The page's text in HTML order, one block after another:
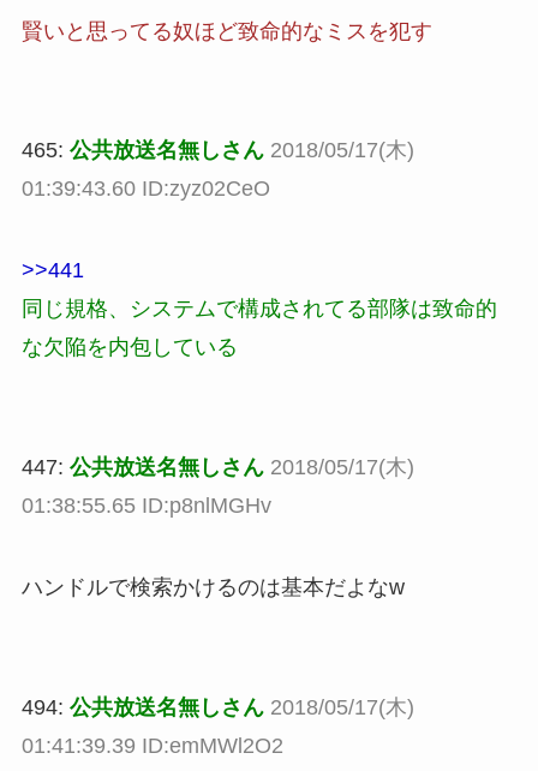
賢いと思ってる奴ほど致命的なミスを犯す
465: 公共放送名無しさん 2018/05/17(木)
01:39:43.60 ID:zyz02CeO
>>441
同じ規格、システムで構成されてる部隊は致命的
な欠陥を内包している
447: 公共放送名無しさん 2018/05/17(木)
01:38:55.65 ID:p8nlMGHv
ハンドルで検索かけるのは基本だよなw
494: 公共放送名無しさん 2018/05/17(木)
01:41:39.39 ID:emMWl2O2